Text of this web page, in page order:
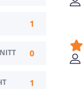
1
0
1